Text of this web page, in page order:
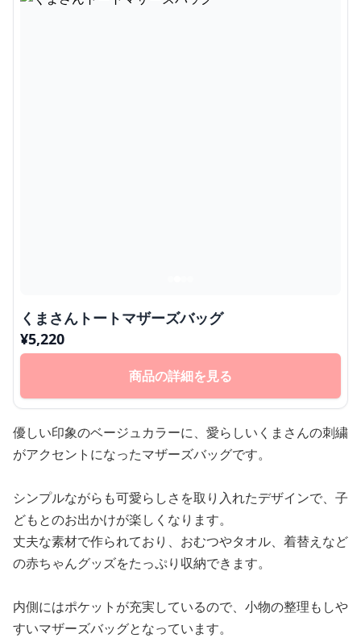
くまさんトートマザーズバッグ
¥5,220
商品の詳細を見る
優しい印象のベージュカラーに、愛らしいくまさんの刺繍
がアクセントになったマザーズバッグです。
シンプルながらも可愛らしさを取り入れたデザインで、子
どもとのお出かけが楽しくなります。
丈夫な素材で作られており、おむつやタオル、着替えなど
の赤ちゃんグッズをたっぷり収納できます。
内側にはポケットが充実しているので、小物の整理もしや
すいマザーズバッグとなっています。